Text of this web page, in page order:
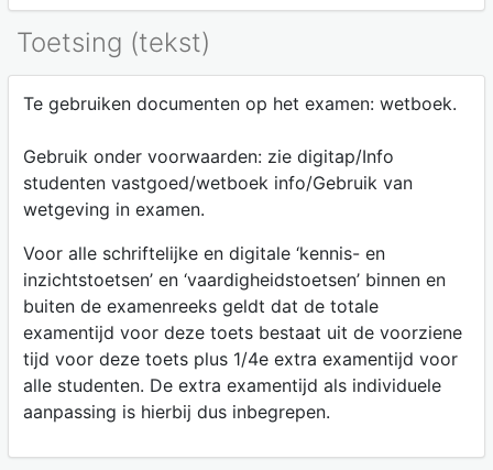
Toetsing (tekst)
Te gebruiken documenten op het examen: wetboek.
Gebruik onder voorwaarden: zie digitap/Info
studenten vastgoed/wetboek info/Gebruik van
wetgeving in examen.
Voor alle schriftelijke en digitale ‘kennis- en
inzichtstoetsen’ en ‘vaardigheidstoetsen’ binnen en
buiten de examenreeks geldt dat de totale
examentijd voor deze toets bestaat uit de voorziene
tijd voor deze toets plus 1/4e extra examentijd voor
alle studenten. De extra examentijd als individuele
aanpassing is hierbij dus inbegrepen.